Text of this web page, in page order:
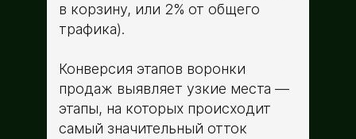
в корзину, или 2% от общего
трафика).
Конверсия этапов воронки
продаж выявляет узкие места —
этапы, на которых происходит
самый значительный отток